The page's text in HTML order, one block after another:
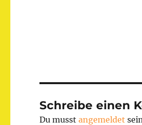
Schreibe einen
Du musstangemeldet